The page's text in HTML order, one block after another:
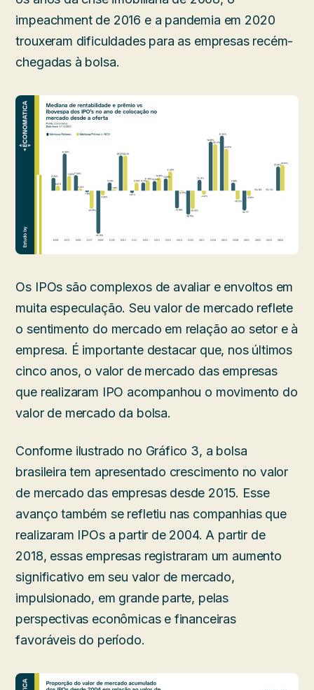
impeachment de 2016 e a pandemia em 2020
trouxeram dificuldades para as empresas recém-
chegadas à bolsa.
Os IPOs são complexos de avaliar e envoltos em
muita especulação. Seu valor de mercado reflete
o sentimento do mercado em relação ao setor e à
empresa. É importante destacar que, nos últimos
cinco anos, o valor de mercado das empresas
que realizaram IPO acompanhou o movimento do
valor de mercado da bolsa.
Conforme ilustrado no Gráfico 3, a bolsa
brasileira tem apresentado crescimento no valor
de mercado das empresas desde 2015. Esse
avanço também se refletiu nas companhias que
realizaram IPOs a partir de 2004. A partir de
2018, essas empresas registraram um aumento
significativo em seu valor de mercado,
impulsionado, em grande parte, pelas
perspectivas econômicas e financeiras
favoráveis do período.